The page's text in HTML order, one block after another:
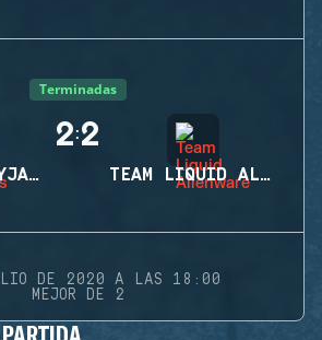
Terminadas
NINJAS IN PYJAMAS
2:2
TEAM LIQUID ALIENWARE
DE 2020 A LAS 18:00
MEJOR DE 2